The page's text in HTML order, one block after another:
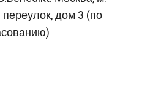
дом 3 (по